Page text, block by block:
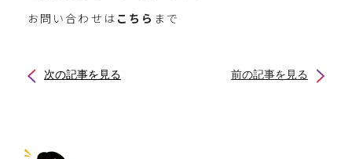
お問い合わせは こちら まで
前の記事を見る
次の記事を見る